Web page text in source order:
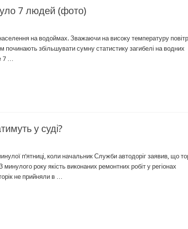
7 людей (фото)
на водоймах. Зважаючи на високу температуру
збільшувати сумну статистику загибелі на водних
7 …
у суді?
п’ятниці, коли начальник Служби автодоріг заявив, що
року якість виконаних ремонтних робіт у регіонах
не прийняли в …